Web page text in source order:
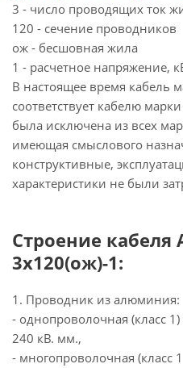
3 - число проводящих ток
120 - сечение проводников
ож - бесшовная жила
1 - расчетное напряжение,
В настоящее время кабель
соответствует кабелю
была исключена из всех
имеющая смыслового
конструктивные,
характеристики не были
Строение кабеля
3х120(ож)-1:
1. Проводник из алюминия:
- однопроволочная (класс
240 кВ. мм.,
- многопроволочная (класс